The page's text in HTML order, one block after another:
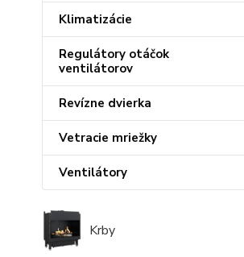
Klimatizácie
Regulátory otáčok
ventilátorov
Revízne dvierka
Vetracie mriežky
Ventilátory
Krby